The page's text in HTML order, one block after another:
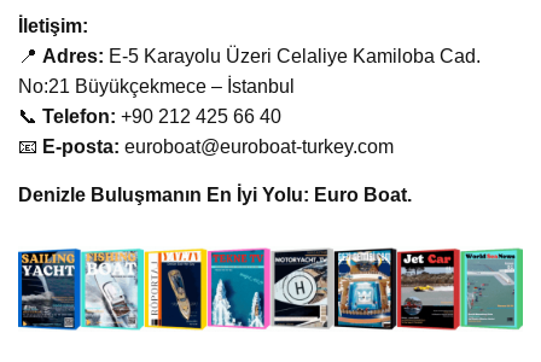
İletişim:
📍 Adres: E-5 Karayolu Üzeri Celaliye Kamiloba Cad.
No:21 Büyükçekmece – İstanbul
📞 Telefon: +90 212 425 66 40
📧 E-posta: euroboat@euroboat-turkey.com
Denizle Buluşmanın En İyi Yolu: Euro Boat.